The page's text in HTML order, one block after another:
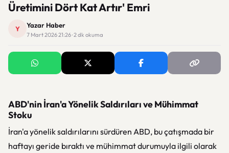
Üretimini Dört Kat Artır' Emri
Y Yazar Haber
7 Mart 2026 21:26 · 2 dk okuma
ABD'nin İran'a Yönelik Saldırıları ve Mühimmat
Stoku
İran'a yönelik saldırılarını sürdüren ABD, bu çatışmada bir
haftayı geride bıraktı ve mühimmat durumuyla ilgili olarak